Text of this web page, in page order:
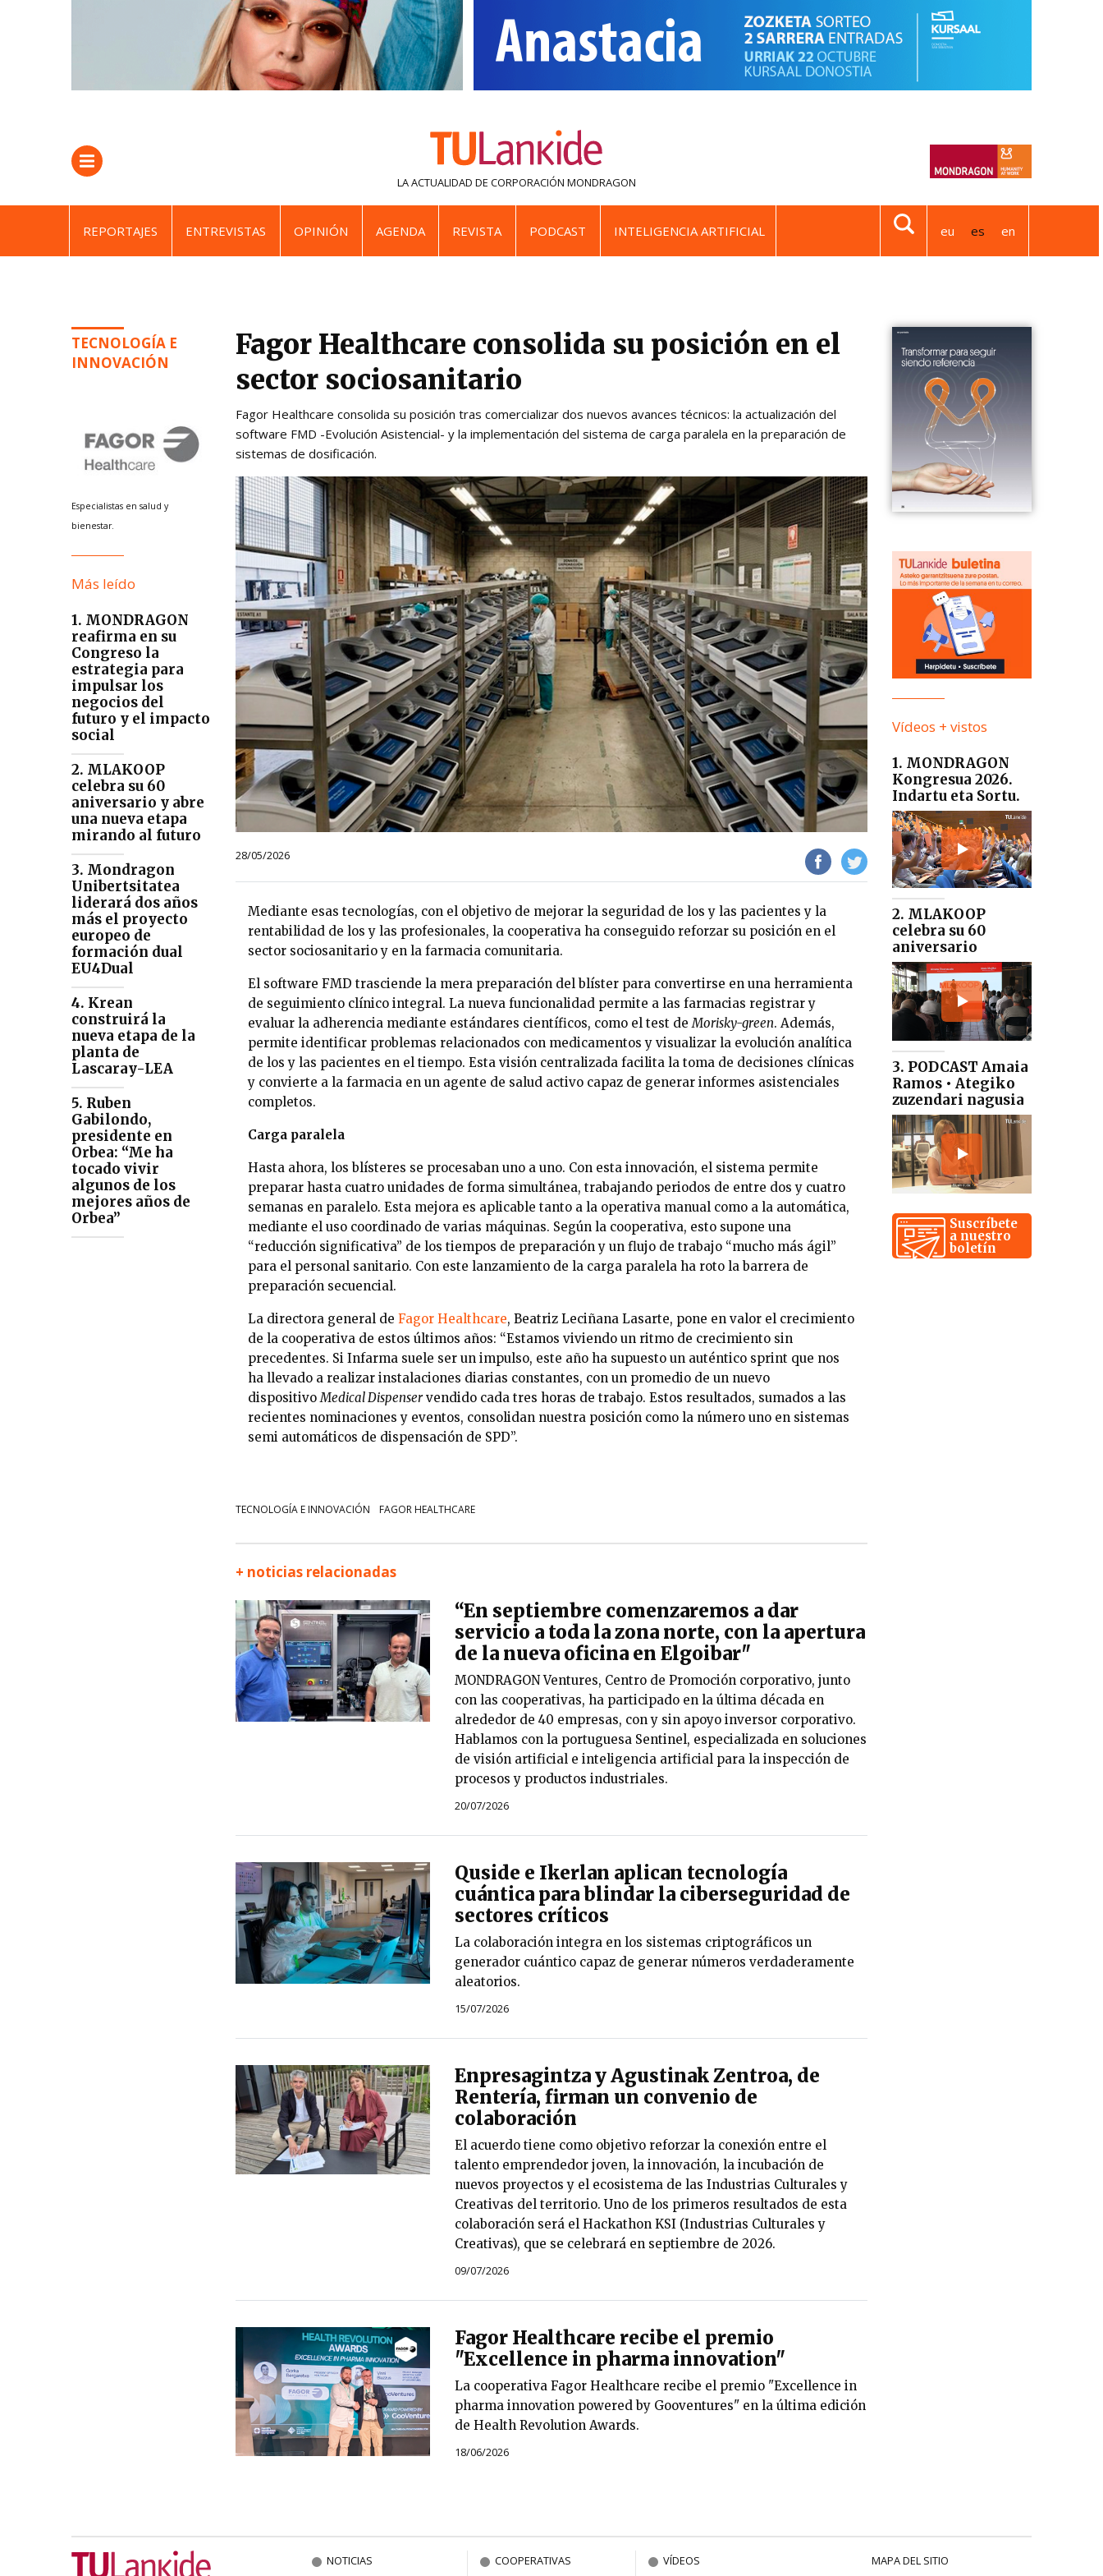
LA ACTUALIDAD DE CORPORACIÓN MONDRAGON
REPORTAJES ENTREVISTAS OPINIÓN AGENDA REVISTA PODCAST INTELIGENCIA ARTIFICIAL eu es en
TECNOLOGÍA E
INNOVACIÓN
Especialistas en salud y
bienestar.
Más leído
1. MONDRAGON
reafirma en su
Congreso la
estrategia para
impulsar los
negocios del
futuro y el impacto
social
2. MLAKOOP
celebra su 60
aniversario y abre
una nueva etapa
mirando al futuro
3. Mondragon
Unibertsitatea
liderará dos años
más el proyecto
europeo de
formación dual
EU4Dual
4. Krean
construirá la
nueva etapa de la
planta de
Lascaray-LEA
5. Ruben
Gabilondo,
presidente en
Orbea: “Me ha
tocado vivir
algunos de los
mejores años de
Orbea”
Fagor Healthcare consolida su posición en el
sector sociosanitario
Fagor Healthcare consolida su posición tras comercializar dos nuevos avances técnicos: la actualización del
software FMD -Evolución Asistencial- y la implementación del sistema de carga paralela en la preparación de
sistemas de dosificación.
28/05/2026
Mediante esas tecnologías, con el objetivo de mejorar la seguridad de los y las pacientes y la
rentabilidad de los y las profesionales, la cooperativa ha conseguido reforzar su posición en el
sector sociosanitario y en la farmacia comunitaria.
El software FMD trasciende la mera preparación del blíster para convertirse en una herramienta
de seguimiento clínico integral. La nueva funcionalidad permite a las farmacias registrar y
evaluar la adherencia mediante estándares científicos, como el test de Morisky-green. Además,
permite identificar problemas relacionados con medicamentos y visualizar la evolución analítica
de los y las pacientes en el tiempo. Esta visión centralizada facilita la toma de decisiones clínicas
y convierte a la farmacia en un agente de salud activo capaz de generar informes asistenciales
completos.
Carga paralela
Hasta ahora, los blísteres se procesaban uno a uno. Con esta innovación, el sistema permite
preparar hasta cuatro unidades de forma simultánea, trabajando periodos de entre dos y cuatro
semanas en paralelo. Esta mejora es aplicable tanto a la operativa manual como a la automática,
mediante el uso coordinado de varias máquinas. Según la cooperativa, esto supone una
“reducción significativa” de los tiempos de preparación y un flujo de trabajo “mucho más ágil”
para el personal sanitario. Con este lanzamiento de la carga paralela ha roto la barrera de
preparación secuencial.
La directora general de Fagor Healthcare, Beatriz Leciñana Lasarte, pone en valor el crecimiento
de la cooperativa de estos últimos años: “Estamos viviendo un ritmo de crecimiento sin
precedentes. Si Infarma suele ser un impulso, este año ha supuesto un auténtico sprint que nos
ha llevado a realizar instalaciones diarias constantes, con un promedio de un nuevo
dispositivo Medical Dispenser vendido cada tres horas de trabajo. Estos resultados, sumados a las
recientes nominaciones y eventos, consolidan nuestra posición como la número uno en sistemas
semi automáticos de dispensación de SPD”.
TECNOLOGÍA E INNOVACIÓN FAGOR HEALTHCARE
+ noticias relacionadas
“En septiembre comenzaremos a dar
servicio a toda la zona norte, con la apertura
de la nueva oficina en Elgoibar"
MONDRAGON Ventures, Centro de Promoción corporativo, junto
con las cooperativas, ha participado en la última década en
alrededor de 40 empresas, con y sin apoyo inversor corporativo.
Hablamos con la portuguesa Sentinel, especializada en soluciones
de visión artificial e inteligencia artificial para la inspección de
procesos y productos industriales.
20/07/2026
Quside e Ikerlan aplican tecnología
cuántica para blindar la ciberseguridad de
sectores críticos
La colaboración integra en los sistemas criptográficos un
generador cuántico capaz de generar números verdaderamente
aleatorios.
15/07/2026
Enpresagintza y Agustinak Zentroa, de
Rentería, firman un convenio de
colaboración
El acuerdo tiene como objetivo reforzar la conexión entre el
talento emprendedor joven, la innovación, la incubación de
nuevos proyectos y el ecosistema de las Industrias Culturales y
Creativas del territorio. Uno de los primeros resultados de esta
colaboración será el Hackathon KSI (Industrias Culturales y
Creativas), que se celebrará en septiembre de 2026.
09/07/2026
Fagor Healthcare recibe el premio
"Excellence in pharma innovation"
La cooperativa Fagor Healthcare recibe el premio "Excellence in
pharma innovation powered by Gooventures" en la última edición
de Health Revolution Awards.
18/06/2026
Vídeos + vistos
1. MONDRAGON
Kongresua 2026.
Indartu eta Sortu.
2. MLAKOOP
celebra su 60
aniversario
3. PODCAST Amaia
Ramos • Ategiko
zuzendari nagusia
Suscríbete
a nuestro
boletín
NOTICIAS
COOPERATIVAS
VÍDEOS
MAPA DEL SITIO